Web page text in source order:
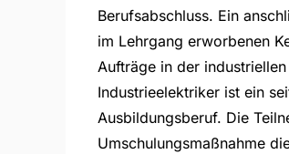
Berufsabschluss. Ein
im Lehrgang erworbenen
Aufträge in der
Industrieelektriker ist ein
Ausbildungsberuf. Die
Umschulungsmaßnahme